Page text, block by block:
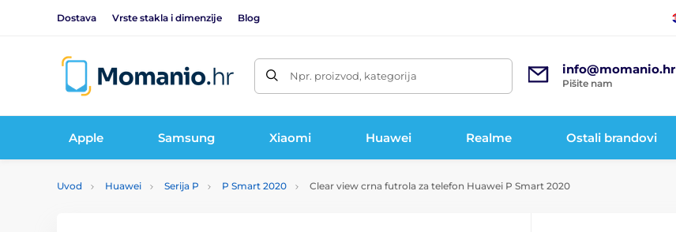
Dostava Vrste stakla i dimenzije Blog
Npr. proizvod, kategorija info@momanio.hr
Pišite nam
Apple Samsung Xiaomi Huawei Realme Ostali brandovi
Uvod Huawei Serija P P Smart 2020 Clear view crna futrola za telefon Huawei P Smart 2020